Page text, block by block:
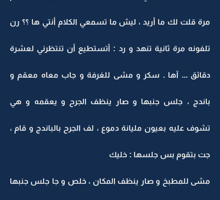
مرة قلت لك ما أريد ، ليش ما تسمعي الكلام أنتي ها ؟؟ رن
تلفونه مرة ثانية تنهد و رد : أتستطيع أن تنتظرني لعشرة
دقائق ... آها . سكر و مشى للغرفة و جاب معاه معقم و
باندج ، جلس جنبها و صار ينظف الجرح و يعقمه و هي
تشوف عليه بعيون مليانة دموع ، لف الجرح بالباندج و قام ،
جت بتقوم بس جلسها : خليك
مشى للمطبخ و صار ينظف المكان ، خلص و جا جلس جنبها